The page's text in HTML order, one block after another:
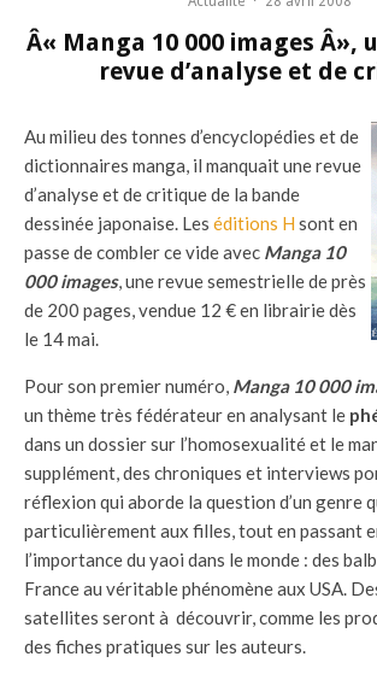
Â« Manga 10 000 images Â»,
revue d’analyse et de
Au milieu des tonnes d’encyclopédies et de
dictionnaires manga, il manquait une revue
d’analyse et de critique de la bande
dessinée japonaise. Les éditions H sont en
passe de combler ce vide avec Manga 10
000 images, une revue semestrielle de près
de 200 pages, vendue 12 € en librairie dès
le 14 mai.
Pour son premier numéro, Manga 10 000
un thème très fédérateur en analysant le
dans un dossier sur l’homosexualité et le
supplément, des chroniques et interviews
réflexion qui aborde la question d’un genre
particulièrement aux filles, tout en passant
l’importance du yaoi dans le monde : des
France au véritable phénomène aux USA.
satellites seront à découvrir, comme les
des fiches pratiques sur les auteurs.